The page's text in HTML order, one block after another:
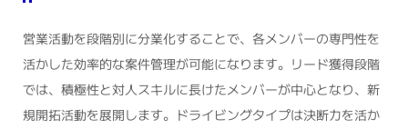
営業活動を段階別に分業化することで、各メンバーの専門性を
活かした効率的な案件管理が可能になります。リード獲得段階
では、積極性と対人スキルに長けたメンバーが中心となり、新
規開拓活動を展開します。ドライビングタイプは決断力を活か